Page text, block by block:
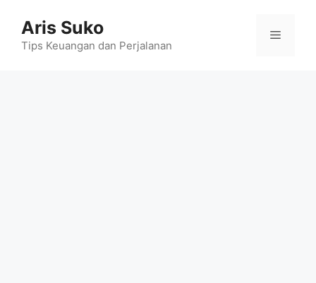
content
Aris Suko
Tips Keuangan dan Perjalanan
Menu